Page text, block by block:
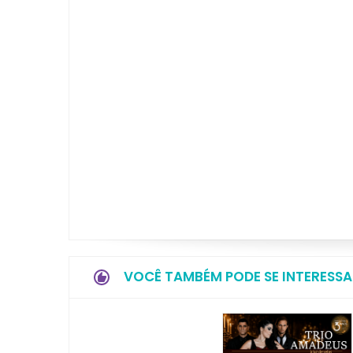
VOCÊ TAMBÉM PODE SE